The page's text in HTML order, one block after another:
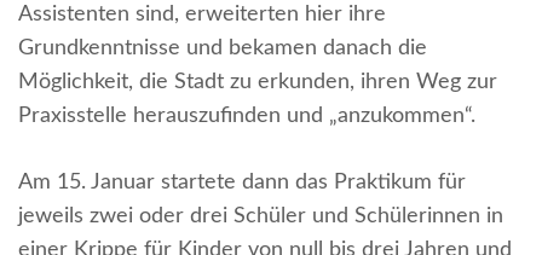
Assistenten sind, erweiterten hier ihre
Grundkenntnisse und bekamen danach die
Möglichkeit, die Stadt zu erkunden, ihren Weg zur
Praxisstelle herauszufinden und „anzukommen“.
Am 15. Januar startete dann das Praktikum für
jeweils zwei oder drei Schüler und Schülerinnen in
einer Krippe für Kinder von null bis drei Jahren und